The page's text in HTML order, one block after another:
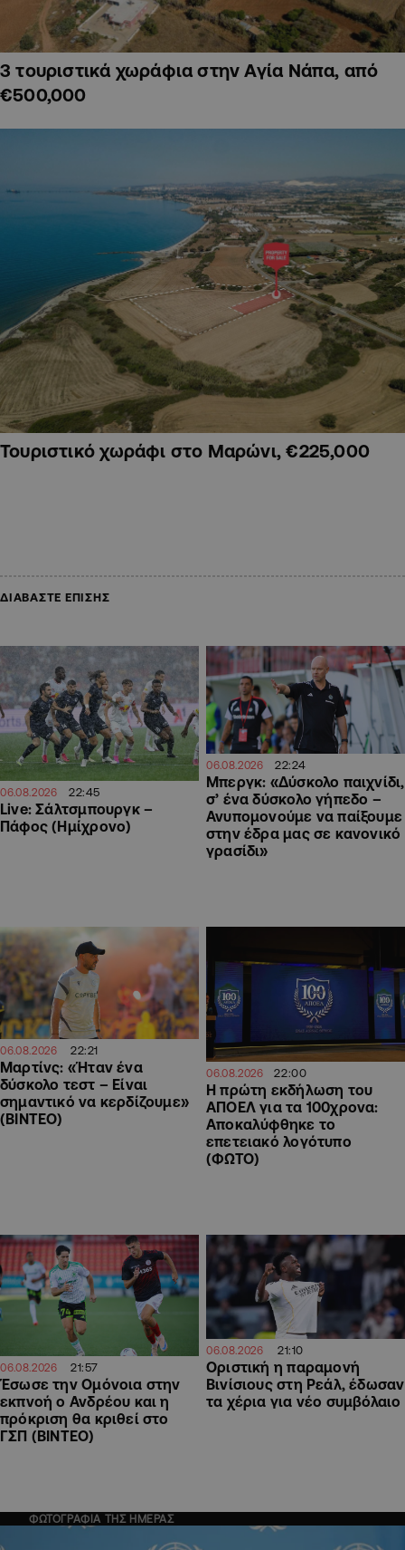
3 τουριστικά χωράφια στην Αγία Νάπα, από
€500,000
Τουριστικό χωράφι στο Μαρώνι, €225,000
ΔΙΑΒΑΣΤΕ ΕΠΙΣΗΣ
06.08.2026 22:45
Live: Σάλτσμπουργκ –
Πάφος (Ημίχρονο)
06.08.2026 22:24
Μπεργκ: «Δύσκολο παιχνίδι,
σ’ ένα δύσκολο γήπεδο –
Ανυπομονούμε να παίξουμε
στην έδρα μας σε κανονικό
γρασίδι»
06.08.2026 22:21
Μαρτίνς: «Ήταν ένα
δύσκολο τεστ – Είναι
σημαντικό να κερδίζουμε»
(ΒΙΝΤΕΟ)
06.08.2026 22:00
Η πρώτη εκδήλωση του
ΑΠΟΕΛ για τα 100χρονα:
Αποκαλύφθηκε το
επετειακό λογότυπο
(ΦΩΤΟ)
06.08.2026 21:57
Έσωσε την Ομόνοια στην
εκπνοή ο Ανδρέου και η
πρόκριση θα κριθεί στο
ΓΣΠ (ΒΙΝΤΕΟ)
06.08.2026 21:10
Οριστική η παραμονή
Βινίσιους στη Ρεάλ, έδωσαν
τα χέρια για νέο συμβόλαιο
ΦΩΤΟΓΡΑΦΙΑ ΤΗΣ ΗΜΕΡΑΣ